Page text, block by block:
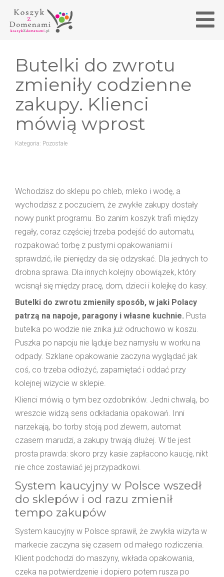
Butelki do zwrotu
zmieniły codzienne
zakupy. Klienci
mówią wprost
Kategoria: Pozostałe
Wchodzisz do sklepu po chleb, mleko i wodę, a
wychodzisz z poczuciem, że zwykłe zakupy dostały
nowy punkt programu. Bo zanim koszyk trafi między
regały, coraz częściej trzeba podejść do automatu,
rozpakować torbę z pustymi opakowaniami i
sprawdzić, ile pieniędzy da się odzyskać. Dla jednych to
drobna sprawa. Dla innych kolejny obowiązek, który
wcisnął się między pracę, dom, dzieci i kolejkę do kasy.
Butelki do zwrotu zmieniły sposób, w jaki Polacy
patrzą na napoje, paragony i własne kuchnie. Pusta
butelka po wodzie nie znika już odruchowo w koszu.
Puszka po napoju nie ląduje bez namysłu w worku na
odpady. Szklane opakowanie zaczyna wyglądać jak
coś, co trzeba odłożyć, zapamiętać i oddać przy
kolejnej wizycie w sklepie.
Klienci mówią o tym bez ozdobników. Jedni chwalą, bo
wreszcie widzą sens odkładania opakowań. Inni
narzekają, bo torby stoją pod zlewem, automat
czasem marudzi, a zakupy trwają dłużej. W tle jest
prosta prawda: skoro przy kasie zapłacono kaucję, nikt
nie chce zostawiać jej przypadkowi.
System kaucyjny w Polsce wszedł
do sklepów i od razu zmienił
tempo zakupów
System kaucyjny w Polsce sprawił, że zwykła wizyta w
markecie zaczyna się czasem od małego rozliczenia.
Klient podchodzi do maszyny, wkłada opakowania,
czeka na potwierdzenie i dopiero potem rusza po